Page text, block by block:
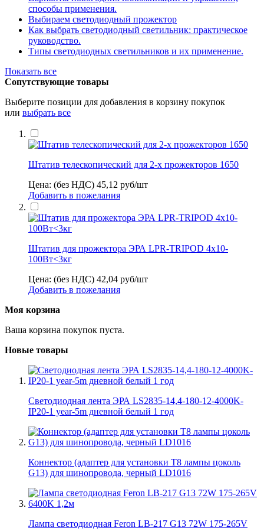
способы применения.
Выбираем светодиодный прожектор
Как выбрать светодиодный светильник: практическое
руководство.
Типы светодиодных светильников и их применение.
Показать все
Сопутствующие товары
Выберите позиции для добавления в корзину покупок
или выбрать все
Штатив телескопический для 2-х прожекторов 1650
Цена: (без НДС) 45,12 руб/шт
Добавить в пожелания
Штатив для прожектора ЭРА LPR-TRIPOD 4х10-
100Вт<3кг
Цена: (без НДС) 42,04 руб/шт
Добавить в пожелания
Моя корзина
Ваша корзина покупок пуста.
Новые товары
Светодиодная лента ЭРА LS2835-14,4-180-12-4000K-
IP20-1 year-5m дневной белый 1 год
Коннектор (адаптер для установки Т8 лампы цоколь
G13) для шинопровода, черный LD1016
Лампа светодиодная Feron LB-217 G13 72W 175-265V